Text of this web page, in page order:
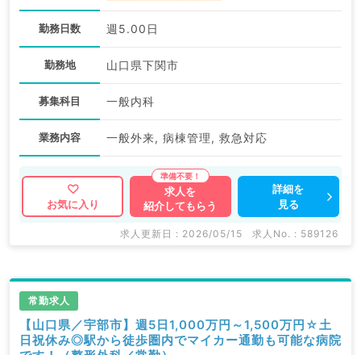
勤務日数 週5.00日
勤務地 山口県下関市
募集科目 一般内科
業務内容 一般外来, 病棟管理, 救急対応
お気に入り
求人を
紹介してもらう
詳細を
見る
求人更新日 : 2026/05/15 求人No. : 589126
常勤求人
【山口県／宇部市】週5日1,000万円～1,500万円☆土
日祝休み◎駅から徒歩圏内でマイカー通勤も可能な病院